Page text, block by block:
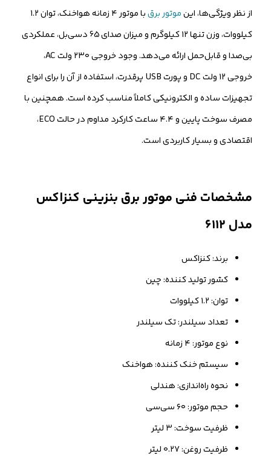
از نظر ویژگی‌ها، اینموتور برق
با موتور ۴ زمانه هواخنک، توان ۱.۲
کیلووات، وزن تنها ۱۲ کیلوگرم و میزان صدای 65 دسی‌بل، عملکردی
بی‌صدا و قابل‌حمل ارائه می‌دهد. وجود خروجی ۲۳۰ ولت AC،
خروجی ۱۲ ولت DC و پورت USB پرقدرت، استفاده از آن را برای انواع
تجهیزات ساده و الکترونیکی کاملاً مناسب کرده است. همچنین با
مصرف سوخت پایین و ۴.۴ ساعت کارکرد مداوم در حالت ECO،
اقتصادی و بسیار کاربردی است.
مشخصات فنی موتور برق بنزینی کنزاکس
مدل ۶۱۱۲
برند: کنزاکس
کشور تولید کننده: چین
توان: ۱.۲ کیلووات
تعداد سیلندر: تک سیلندر
نوع موتور: ۴ زمانه
سیستم خنک کننده: هواخنک
نحوه راه‌اندازی: هندلی
حجم موتور: ۶۰ سی‌سی
ظرفیت سوخت: ۳ لیتر
ظرفیت روغن: ۰.۲۷ لیتر